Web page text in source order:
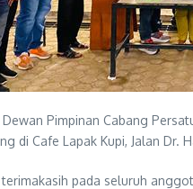
Pimpinan Cabang
di Cafe Lapak Kupi, Jalan Dr.
pada seluruh